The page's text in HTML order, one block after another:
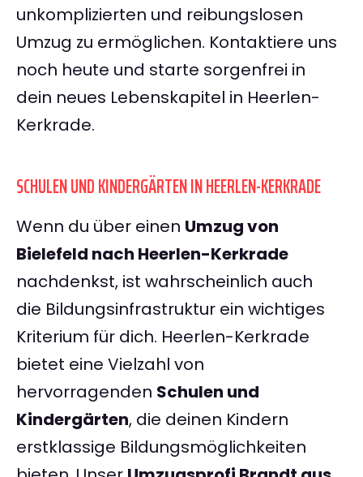
unkomplizierten und reibungslosen
Umzug zu ermöglichen. Kontaktiere uns
noch heute und starte sorgenfrei in
dein neues Lebenskapitel in Heerlen-
Kerkrade.
SCHULEN UND KINDERGÄRTEN IN HEERLEN-KERKRADE
Wenn du über einen Umzug von
Bielefeld nach Heerlen-Kerkrade
nachdenkst, ist wahrscheinlich auch
die Bildungsinfrastruktur ein wichtiges
Kriterium für dich. Heerlen-Kerkrade
bietet eine Vielzahl von
hervorragenden Schulen und
Kindergärten, die deinen Kindern
erstklassige Bildungsmöglichkeiten